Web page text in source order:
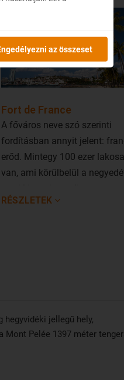
Fort de France
A főváros neve szó szerinti
fordításban annyit jelent:
erőd. Mintegy 100 ezer lakosa
van, ami körülbelül a
teszi ki a sziget teljes
lakosságának. 1640-ben
RÉSZLETEK
hegyvidéki jellegű hely,
Mont Pelée 1397 méter
az összeset